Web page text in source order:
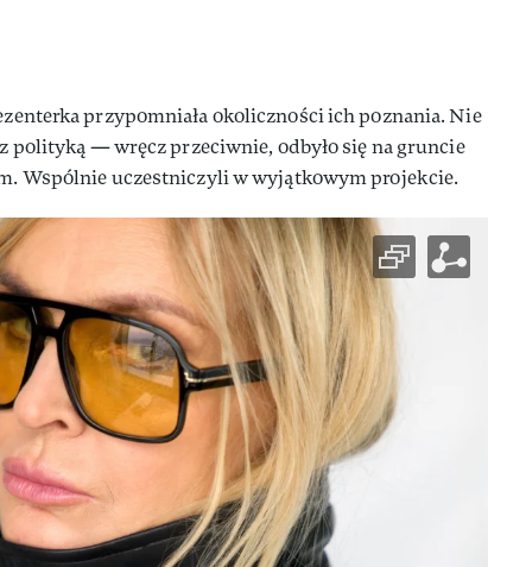
przypomniała okoliczności ich poznania. Nie
polityką — wręcz przeciwnie, odbyło się na gruncie
Wspólnie uczestniczyli w wyjątkowym projekcie.